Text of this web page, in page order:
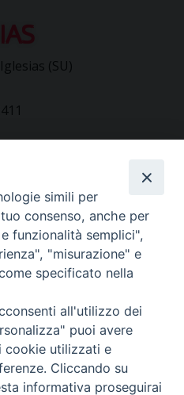
(SU)
stampa):
simili per
consenso, anche per
funzionalità semplici",
"misurazione" e
specificato nella
all'utilizzo dei
puoi avere
cookie utilizzati e
Cliccando su
informativa proseguirai